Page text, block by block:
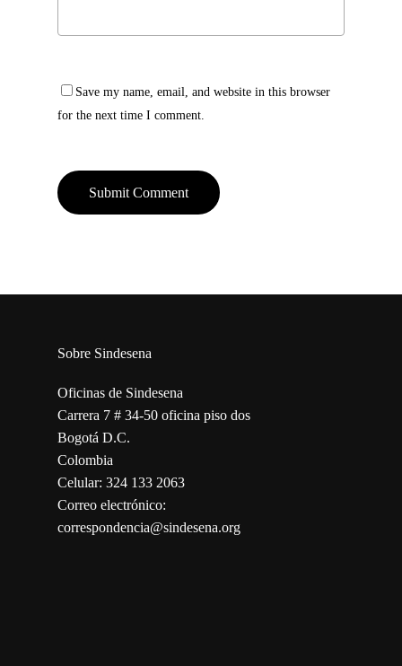
Save my name, email, and website in this browser
for the next time I comment.
Sobre Sindesena
Oficinas de Sindesena
Carrera 7 # 34-50 oficina piso dos
Bogotá D.C.
Colombia
Celular: 324 133 2063
Correo electrónico:
correspondencia@sindesena.org